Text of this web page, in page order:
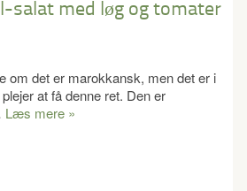
salat med løg og tomater
om det er marokkansk, men det er i
at få denne ret. Den er
Læs mere »